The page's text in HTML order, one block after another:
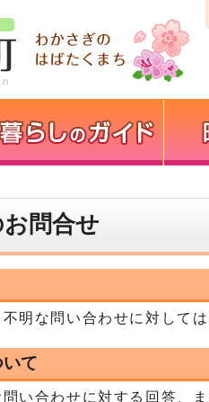
お問合せ
明な問い合わせに対して
て
い合わせに対する回答、